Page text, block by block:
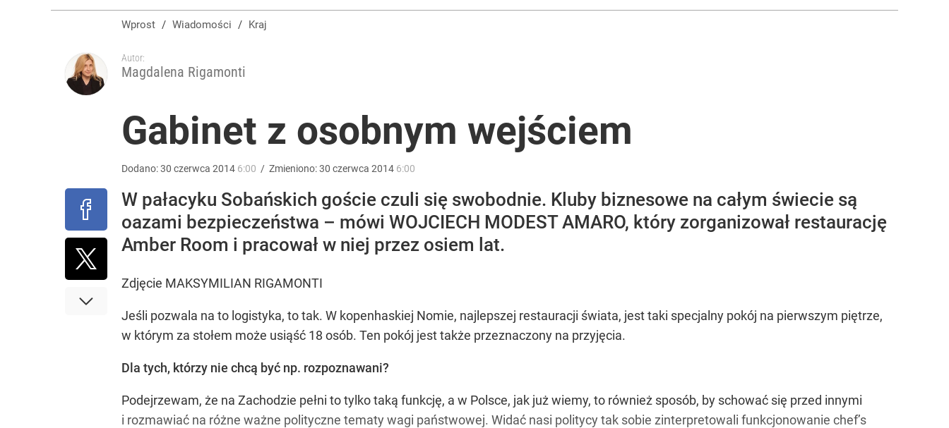
Wrze po roku Nawrockiego. „Największa hańba” kontra „Cała Europa nam go zazdrości”
Farmacja: wzrost pod presją. co czeka branżę do 2030 roku?
Wprost / Wiadomości / Kraj
Autor:
Magdalena Rigamonti
Gabinet z osobnym wejściem
Dodano:30 czerwca 2014 6:00 / Zmieniono:30 czerwca 2014 6:00
W pałacyku Sobańskich goście czuli się swobodnie. Kluby biznesowe na całym świecie są
oazami bezpieczeństwa – mówi WOJCIECH MODEST AMARO, który zorganizował restaurację
Amber Room i pracował w niej przez osiem lat.
Zdjęcie MAKSYMILIAN RIGAMONTI
Jeśli pozwala na to logistyka, to tak. W kopenhaskiej Nomie, najlepszej restauracji świata, jest taki specjalny pokój na pierwszym piętrze,
w którym za stołem może usiąść 18 osób. Ten pokój jest także przeznaczony na przyjęcia.
Dla tych, którzy nie chcą być np. rozpoznawani?
Podejrzewam, że na Zachodzie pełni to tylko taką funkcję, a w Polsce, jak już wiemy, to również sposób, by schować się przed innymi
i rozmawiać na różne ważne polityczne tematy wagi państwowej. Widać nasi politycy tak sobie zinterpretowali funkcjonowanie chef’s